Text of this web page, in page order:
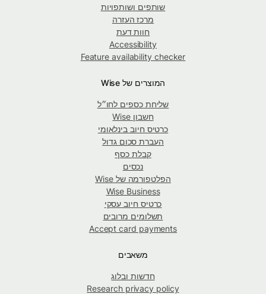
שותפים ושותפויות
מרכז העזרה
חוות דעת
Accessibility
Feature availability checker
המוצרים של Wise
שליחת כספים לחו״ל
חשבון Wise
כרטיס חיוב בינלאומי
העברת סכום גדול
קבלת כסף
נכסים
הפלטפורמה של Wise
Wise Business
כרטיס חיוב עסקי
תשלומים מרובים
Accept card payments
משאבים
חדשות ובלוג
Research privacy policy